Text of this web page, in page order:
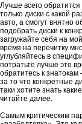
Лучше всего
только диски с какой
авто, а смогут внятно
подобрать диски к
загружайте себя на
время на перечитку
углубляйтесь в
потратьте лучше это
обратитесь к знатокам
за то что конкретные
таки хотите знать
читайте далее.
Самым критическим